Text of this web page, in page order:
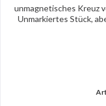
unmagnetisches Kreuz
Unmarkiertes Stück,